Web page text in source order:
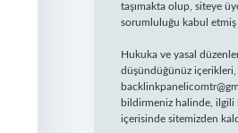
taşımakta olup, siteye
sorumluluğu kabul etmiş
Hukuka ve yasal
düşündüğünüz içerikleri,
bildirmeniz halinde, ilgili
içerisinde sitemizden